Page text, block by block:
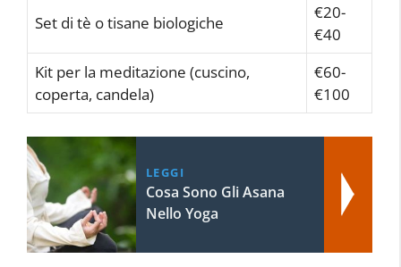
Set di tè o tisane biologiche
€20-
€40
Kit per la meditazione (cuscino,
coperta, candela)
€60-
€100
LEGGI
Cosa Sono Gli Asana
Nello Yoga